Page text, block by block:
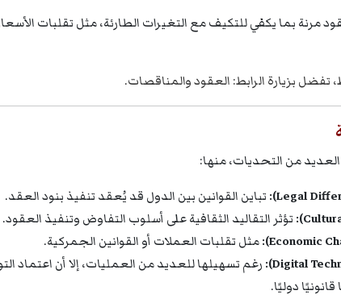
مرنة بما يكفي للتكيف مع التغيرات الطارئة، مثل تقلبات
تفضل بزيارة الرابط: العقود والمناقصات.
من التحديات، منها:
تباين القوانين بين الدول قد يُعقد تنفيذ بنود العقد.
تؤثر التقاليد الثقافية على أسلوب التفاوض وتنفيذ العقود.
مثل تقلبات العملات أو القوانين الجمركية.
رغم تسهيلها للعديد من العمليات، إلا أن اعتماد
دوليًا.